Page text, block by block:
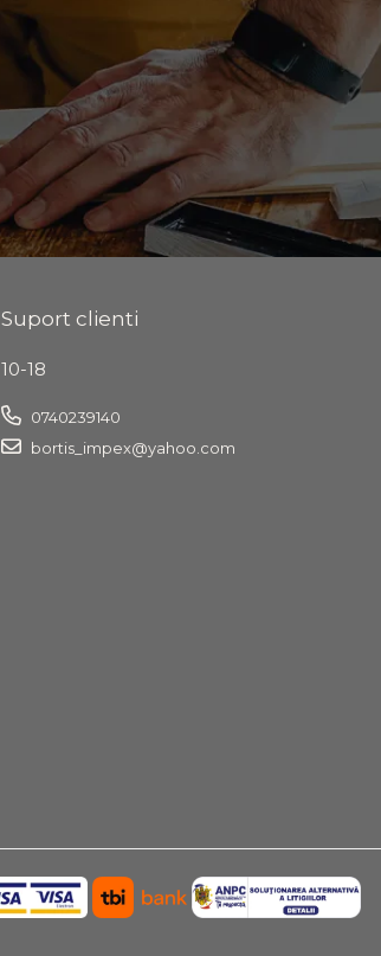
Suport clienti
10-18
0740239140
bortis_impex@yahoo.com